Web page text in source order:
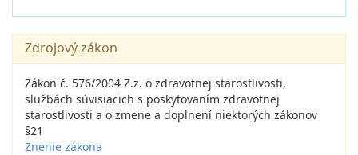
Zdrojový zákon
Zákon č. 576/2004 Z.z. o zdravotnej starostlivosti,
službách súvisiacich s poskytovaním zdravotnej
starostlivosti a o zmene a doplnení niektorých zákonov
§21
Znenie zákona